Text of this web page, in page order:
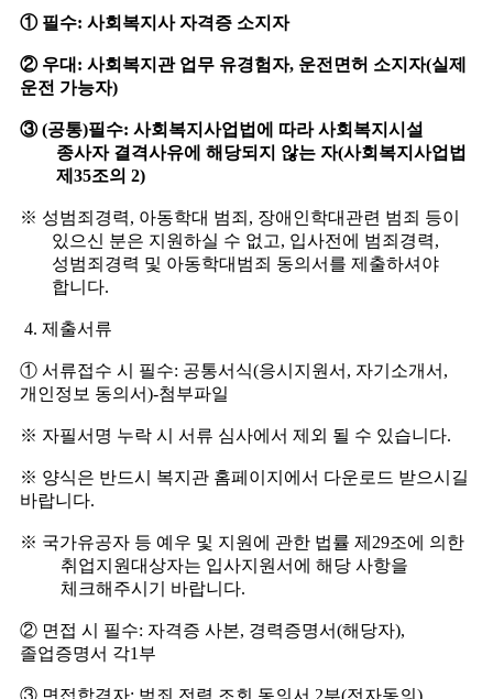
① 필수: 사회복지사 자격증 소지자
② 우대 : 사회복지관 업무 유경험자, 운전면허 소지자(실제
운전 가능자)
③(공통)필수: 사회복지사업법에 따라 사회복지시설
종사자 결격사유에 해당되지 않는 자(사회복지사업법
제35조의2)
※ 성범죄경력, 아동학대 범죄 , 장애인학대관련 범죄 등이
있으신 분은 지원하실 수 없고, 입사전에 범죄경력,
성범죄경력 및 아동학대범죄 동의서를 제출하셔야
합니다.
4. 제출서류
① 서류접수 시 필수: 공통서식(응시지원서 , 자기소개서 ,
개인정보 동의서)-첨부파일
※ 자필서명 누락 시 서류 심사에서 제외 될 수 있습니다.
※ 양식은 반드시 복지관 홈페이지에서 다운로드 받으시길
바랍니다.
※ 국가유공자 등 예우 및 지원에 관한 법률 제 29조에 의한
취업지원대상자는 입사지원서에 해당 사항을
체크해주시기 바랍니다.
② 면접 시 필수: 자격증 사본, 경력증명서(해당자),
졸업증명서 각1 부
③ 면접합격자: 범죄 전력 조회 동의서 2부(전자동의 )